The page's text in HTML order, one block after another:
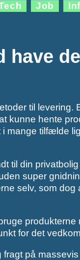
Job
have
til levering.
kunne hente
mange tilfælde
til din
super
selv, som
produkterne
for det
på